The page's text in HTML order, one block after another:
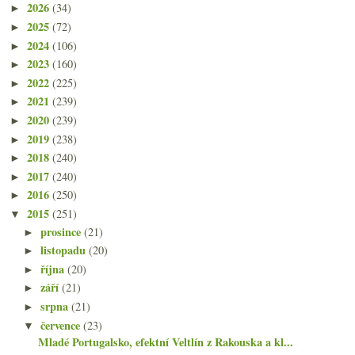
► 2026 (34)
► 2025 (72)
► 2024 (106)
► 2023 (160)
► 2022 (225)
► 2021 (239)
► 2020 (239)
► 2019 (238)
► 2018 (240)
► 2017 (240)
► 2016 (250)
▼ 2015 (251)
►prosince(21)
►listopadu(20)
►října(20)
►září(21)
►srpna(21)
▼července(23)
Mladé Portugalsko, efektní Veltlín z Rakouska a kl...